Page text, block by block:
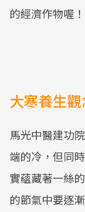
的經濟作物喔！
大寒養生
馬光中醫建功
端的冷，但同
實蘊藏著一絲
的節氣中要逐